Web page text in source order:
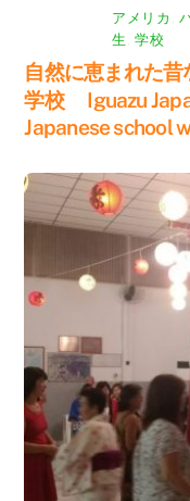
アメリカ
生 学校
自然に恵まれた
学校 Iguazu
Japanese school